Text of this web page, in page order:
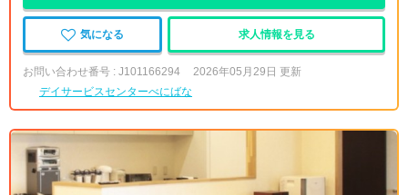
気になる 求人情報を見る
お問い合わせ番号 : J101166294
2026年05月29日 更新
デイサービスセンターべにばな